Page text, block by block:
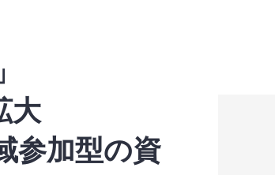
大
参加型の資